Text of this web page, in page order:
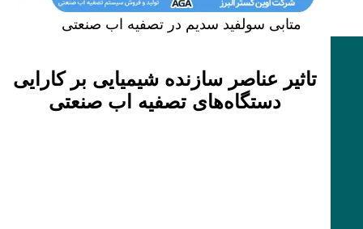
متابی سولفید سدیم در تصفیه اب صنعتی
تاثیر عناصر سازنده شیمیایی بر کارایی
دستگاه‌های تصفیه اب صنعتی